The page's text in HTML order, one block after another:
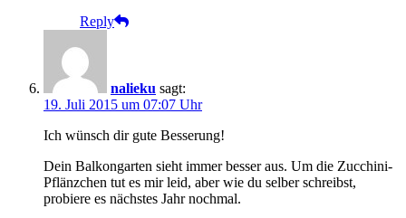
Reply
nalieku sagt:
19. Juli 2015 um 07:07 Uhr
Ich wünsch dir gute Besserung!
Dein Balkongarten sieht immer besser aus. Um die Zucchini-
Pflänzchen tut es mir leid, aber wie du selber schreibst,
probiere es nächstes Jahr nochmal.